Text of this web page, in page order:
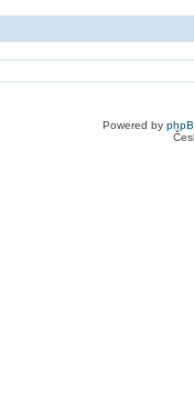
Powered by